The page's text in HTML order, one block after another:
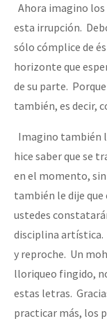
Ahora imagino los
esta irrupción.
sólo cómplice de
horizonte que
de su parte.
también, es decir,
Imagino también
hice saber que se
en el momento,
también le dije que
ustedes
disciplina artística.
y reproche. Un
lloriqueo fingido,
estas letras.
practicar más, los